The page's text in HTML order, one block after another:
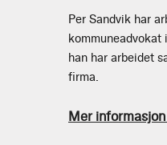
Per Sandvik har
han har arbeidet
firma.
Mer